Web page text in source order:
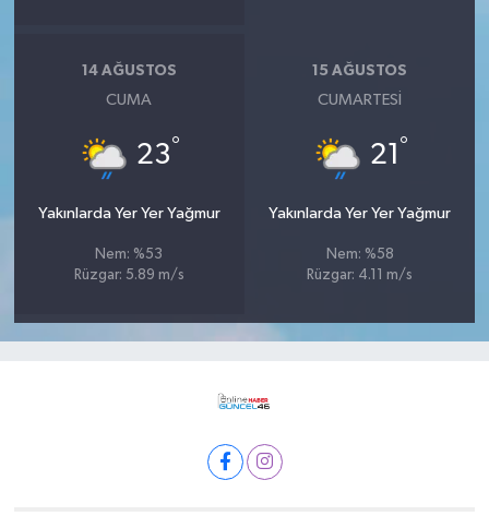
14 AĞUSTOS
CUMA
23°
Yakınlarda Yer Yer Yağmur
Nem: %53
Rüzgar: 5.89 m/s
15 AĞUSTOS
CUMARTESI
21 °
Yakınlarda Yer Yer Yağmur
Nem: %58
Rüzgar: 4.11 m/s